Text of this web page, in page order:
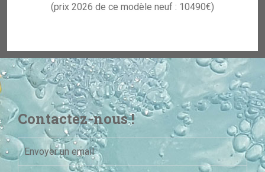
(prix 2026 de ce modèle neuf : 10490€)
Contactez-nous !
Envoyer un email